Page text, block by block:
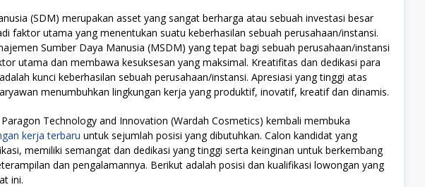
(SDM) merupakan asset yang sangat berharga atau sebuah investasi besar
faktor utama yang menentukan suatu keberhasilan sebuah perusahaan/instansi.
Sumber Daya Manusia (MSDM) yang tepat bagi sebuah perusahaan/instansi
utama dan membawa kesuksesan yang maksimal. Kreatifitas dan dedikasi para
kunci keberhasilan sebuah perusahaan/instansi. Apresiasi yang tinggi atas
menumbuhkan lingkungan kerja yang produktif, inovatif, kreatif dan dinamis.
Technology and Innovation (Wardah Cosmetics) kembali membuka
kerja terbaru untuk sejumlah posisi yang dibutuhkan. Calon kandidat yang
memiliki semangat dan dedikasi yang tinggi serta keinginan untuk berkembang
dan pengalamannya. Berikut adalah posisi dan kualifikasi lowongan yang
ini.